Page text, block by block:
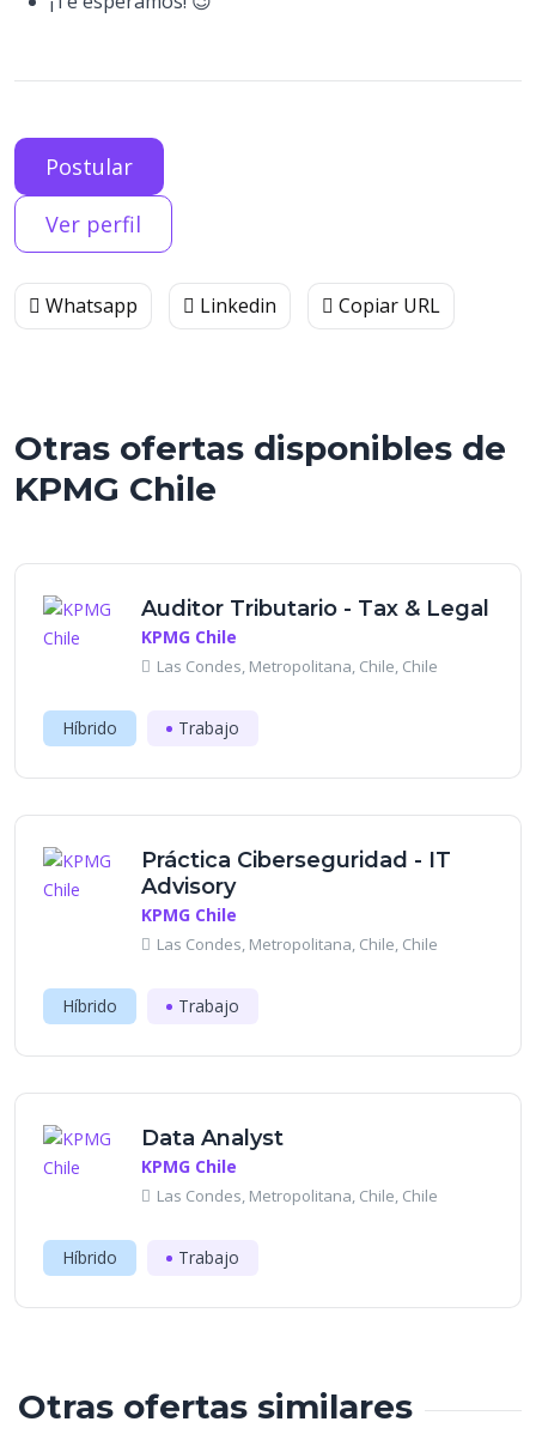
Postular
Ver perfil
Whatsapp Linkedin Copiar URL
Otras ofertas disponibles de
KPMG Chile
Auditor Tributario - Tax & Legal
KPMG Chile
Las Condes, Metropolitana, Chile, Chile
Híbrido Trabajo
Práctica Ciberseguridad - IT
Advisory
KPMG Chile
Las Condes, Metropolitana, Chile, Chile
Híbrido Trabajo
Data Analyst
KPMG Chile
Las Condes, Metropolitana, Chile, Chile
Híbrido Trabajo
Otras ofertas similares